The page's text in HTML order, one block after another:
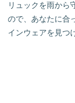
リュックを雨から
ので、あなたに合
インウェアを見つ